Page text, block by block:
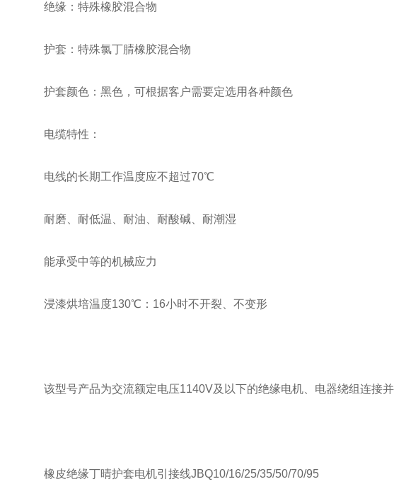
绝缘：特殊橡胶混合物
护套：特殊氯丁腈橡胶混合物
护套颜色：黑色，可根据客户需要定选用各种颜色
电缆特性：
电线的长期工作温度应不超过70℃
耐磨、耐低温、耐油、耐酸碱、耐潮湿
能承受中等的机械应力
浸漆烘培温度130℃：16小时不开裂、不变形
该型号产品为交流额定电压1140V及以下的绝缘电机、电器绕组连接
橡皮绝缘丁晴护套电机引接线JBQ10/16/25/35/50/70/95